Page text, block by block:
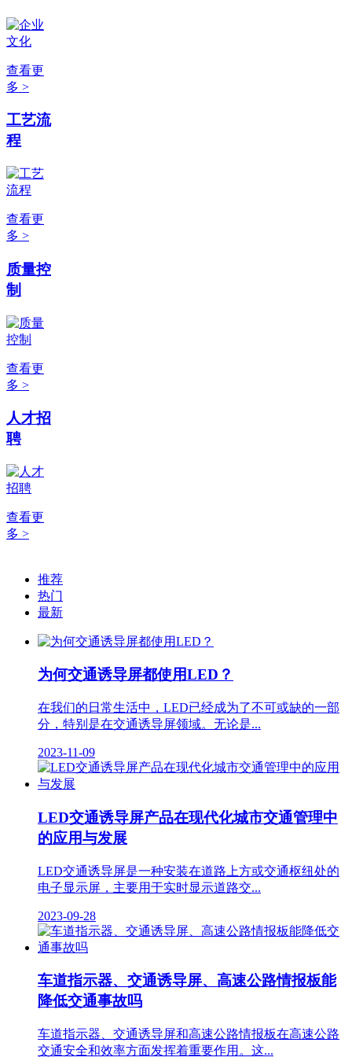
查看更
多 >
工艺流
程
查看更
多 >
质量控
制
查看更
多 >
人才招
聘
查看更
多 >
推荐
热门
最新
为何交通诱导屏都使用LED？
在我们的日常生活中，LED已经成为了不可或缺的一部
分，特别是在交通诱导屏领域。无论是...
2023-11-09
LED交通诱导屏产品在现代化城市交通管理中
的应用与发展
LED交通诱导屏是一种安装在道路上方或交通枢纽处的
电子显示屏，主要用于实时显示道路交...
2023-09-28
车道指示器、交通诱导屏、高速公路情报板能
降低交通事故吗
车道指示器、交通诱导屏和高速公路情报板在高速公路
交通安全和效率方面发挥着重要作用。这...